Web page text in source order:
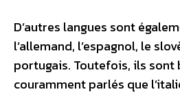
D’autres langues sont
l’allemand, l’espagnol, le
portugais. Toutefois, ils sont
couramment parlés que